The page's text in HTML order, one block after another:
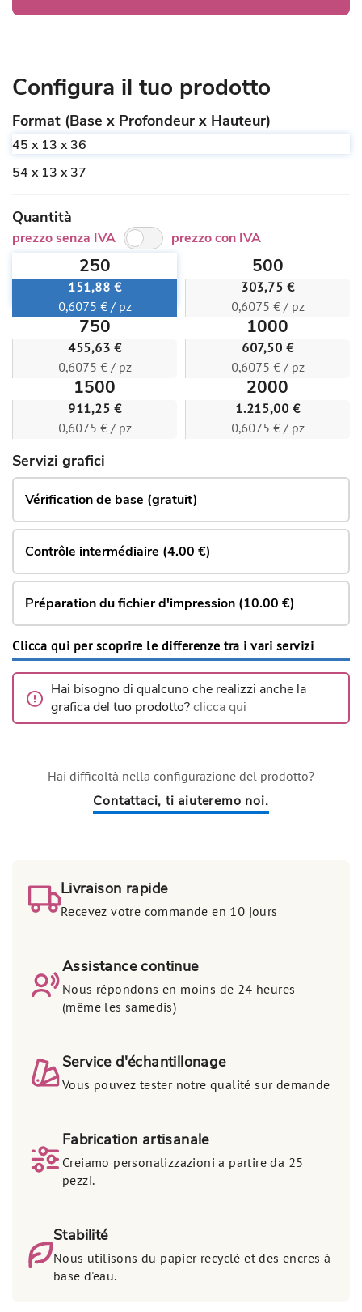
Configura il tuo prodotto
Format (Base x Profondeur x Hauteur)
45 x 13 x 36
54 x 13 x 37
Quantità
prezzo senza IVA prezzo con IVA
250
151,88 €
0,6075 € / pz
500
303,75 €
0,6075 € / pz
750
455,63 €
0,6075 € / pz
1000
607,50 €
0,6075 € / pz
1500
911,25 €
0,6075 € / pz
2000
1.215,00 €
0,6075 € / pz
Servizi grafici
Vérification de base (gratuit)
Contrôle intermédiaire (4.00 €)
Préparation du fichier d'impression (10.00 €)
Clicca qui per scoprire le differenze tra i vari servizi
Hai bisogno di qualcuno che realizzi anche la
grafica del tuo prodotto?clicca qui
Hai difficoltà nella configurazione del prodotto?
Contattaci, ti aiuteremo noi.
Livraison rapide
Recevez votre commande en 10 jours
Assistance continue
Nous répondons en moins de 24 heures
(même les samedis)
Service d'échantillonage
Vous pouvez tester notre qualité sur demande
Fabrication artisanale
Creiamo personalizzazioni a partire da 25
pezzi.
Stabilité
Nous utilisons du papier recyclé et des encres à
base d'eau.